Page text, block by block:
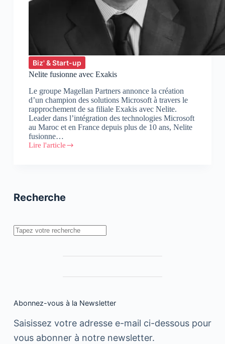
Biz' & Start-up
Nelite fusionne avec Exakis
Le groupe Magellan Partners annonce la création
d’un champion des solutions Microsoft à travers le
rapprochement de sa filiale Exakis avec Nelite.
Leader dans l’intégration des technologies Microsoft
au Maroc et en France depuis plus de 10 ans, Nelite
fusionne…
Lire l'article
Nelite
Recherche
Rechercher
Abonnez-vous à la Newsletter
Saisissez votre adresse e-mail ci-dessous pour
vous abonner à notre newsletter.